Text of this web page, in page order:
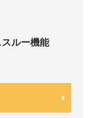
ルー機能